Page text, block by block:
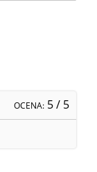
OCENA: 5/ 5